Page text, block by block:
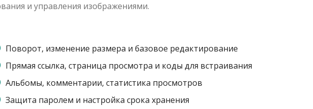
и управления изображениями.
Поворот, изменение размера и базовое редактирование
Прямая ссылка, страница просмотра и коды для встраивания
Альбомы, комментарии, статистика просмотров
Защита паролем и настройка срока хранения